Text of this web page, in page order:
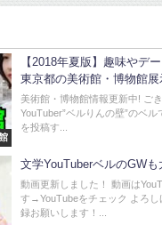
【2018年夏版】趣味やデ
東京都の美術館・博物館
美術館・博物館情報更新中! ご
YouTuber”ベルりんの壁”のベ
を投稿す...
文学YouTuberベルのGWも
動画更新しました！ 動画は
す→YouTubeをチェック よろし
録お願いします！...